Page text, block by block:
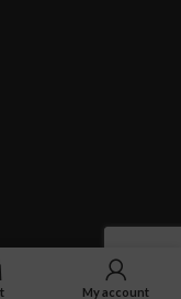
My account